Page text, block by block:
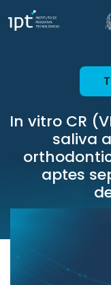
In vitro CR
saliva
aptes